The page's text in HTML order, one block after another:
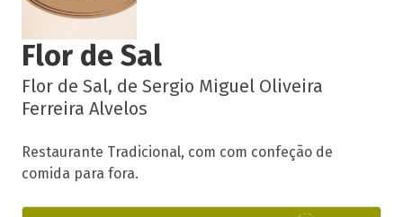
Flor de Sal
Flor de Sal, de Sergio Miguel Oliveira
Ferreira Alvelos
Restaurante Tradicional, com com confeção de
comida para fora.